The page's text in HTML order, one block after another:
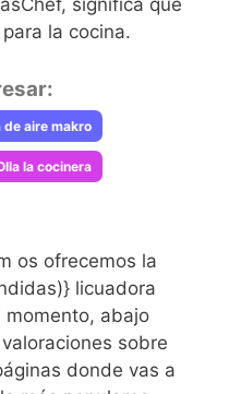
significa que
la cocina.
de aire makro
la cocinera
os ofrecemos la
licuadora
momento, abajo
sobre
donde vas a